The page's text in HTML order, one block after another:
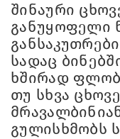
შინაური
განუყოფელი
სადაც
ხშირად
თუ სხვა
გულისხმობს